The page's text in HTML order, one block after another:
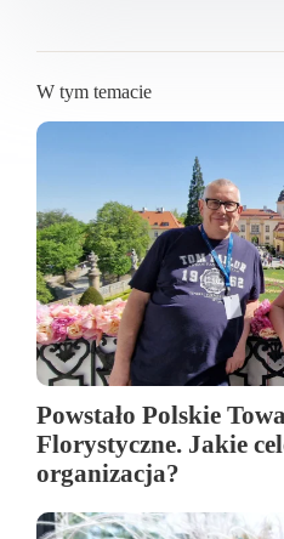
W tym temacie
Powstało Polskie
Florystyczne. Jakie
organizacja?